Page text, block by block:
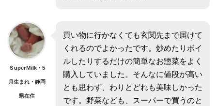
ＳuperＭilk・5
月生まれ・静岡
県在住
買い物に行かなくても玄関先まで届けて
くれるのでよかったです。炒めたりボイ
ルしたりするだけの簡単なお惣菜をよく
購入していました。そんなに値段が高い
とも思わず、わりとどれも美味しかった
です。野菜なども、スーパーで買うのと